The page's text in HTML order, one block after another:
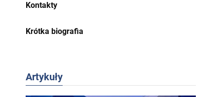
Kontakty
Krótka biografia
Artykuły